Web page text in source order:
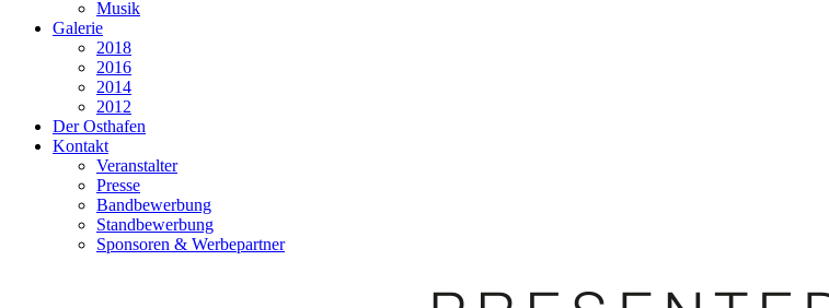
Musik
Galerie
2018
2016
2014
2012
Der Osthafen
Kontakt
Veranstalter
Presse
Bandbewerbung
Standbewerbung
Sponsoren & Werbepartner